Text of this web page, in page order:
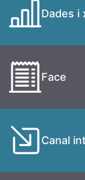
Dades i
Face
Canal